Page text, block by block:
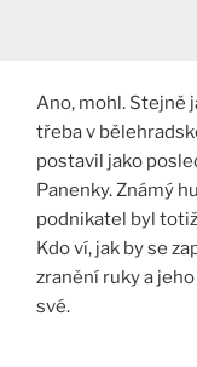
Ano, mohl. Stejně
třeba v
postavil jako
Panenky. Známý
podnikatel byl
Kdo ví, jak by se
zranění ruky a
své.